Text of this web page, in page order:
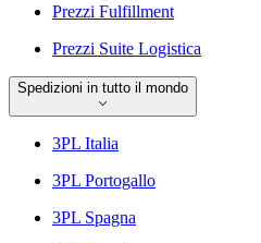
Prezzi Fulfillment
Prezzi Suite Logistica
Spedizioni in tutto il mondo
3PL Italia
3PL Portogallo
3PL Spagna